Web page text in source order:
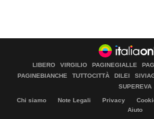
LIBERO VIRGILIO PAGINEGIALLE
PAGINEBIANCHE
TUTTOCITTÀ DILEI
SUPEREVA
Chi siamo Note Legali Privacy
Aiuto